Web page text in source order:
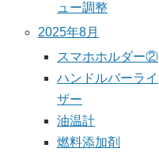
ュー調整
2025年8月
スマホホルダー②
ハンドルバーライ
ザー
油温計
燃料添加剤